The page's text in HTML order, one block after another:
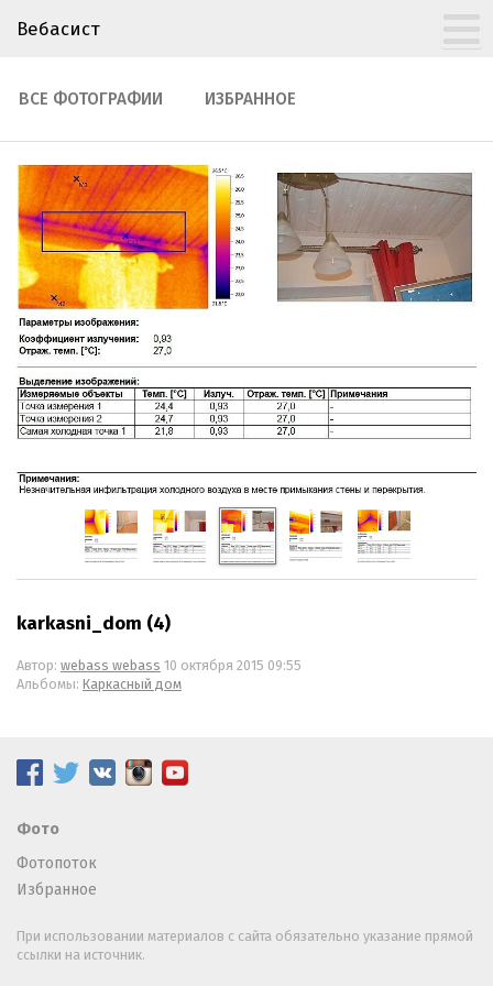
Вебасист
ВСЕ ФОТОГРАФИИ ИЗБРАННОЕ
karkasni_dom (4)
Автор: webass webass 10 октября 2015 09:55
Альбомы: Каркасный дом
Фото
Фотопоток
Избранное
При использовании материалов с сайта обязательно указание прямой
ссылки на источник.